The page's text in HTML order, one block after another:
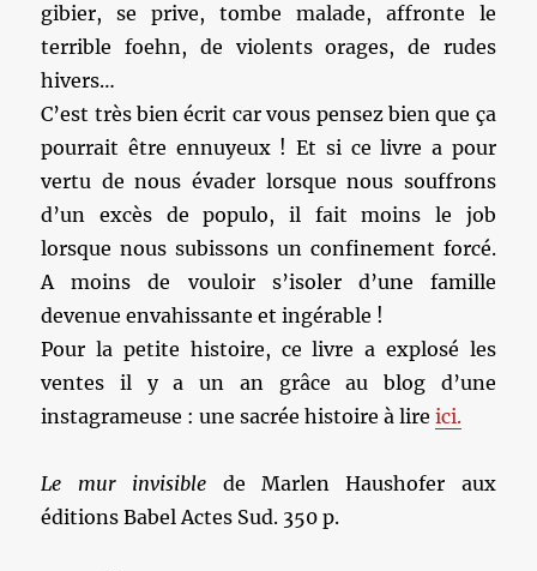
gibier, se prive, tombe malade, affronte le
terrible foehn, de violents orages, de rudes
hivers…
C’est très bien écrit car vous pensez bien que ça
pourrait être ennuyeux ! Et si ce livre a pour
vertu de nous évader lorsque nous souffrons
d’un excès de populo, il fait moins le job
lorsque nous subissons un confinement forcé.
A moins de vouloir s’isoler d’une famille
devenue envahissante et ingérable !
Pour la petite histoire, ce livre a explosé les
ventes il y a un an grâce au blog d’une
instagrameuse : une sacrée histoire à lireici.
Le mur invisible de Marlen Haushofer aux
éditions Babel Actes Sud. 350 p.